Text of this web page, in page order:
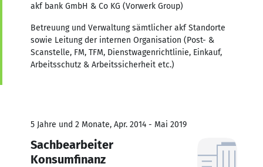
akf bank GmbH & Co KG (Vorwerk Group)
Betreuung und Verwaltung sämtlicher akf Standorte
sowie Leitung der internen Organisation (Post- &
Scanstelle, FM, TFM, Dienstwagenrichtlinie, Einkauf,
Arbeitsschutz & Arbeitssicherheit etc.)
5 Jahre und 2 Monate, Apr. 2014 - Mai 2019
Sachbearbeiter
Konsumfinanz